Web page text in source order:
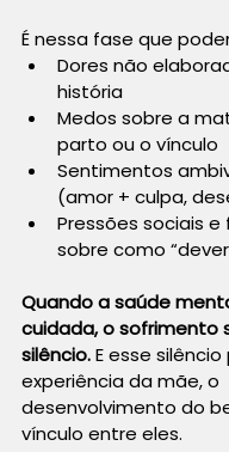
É nessa fase que
Dores não
história
Medos sobre a
parto ou o vínculo
Sentimentos
(amor + culpa,
Pressões sociais e
sobre como
Quando a saúde
cuidada, o sofrimento
silêncio. E esse
experiência da mãe, o
desenvolvimento do
vínculo entre eles.